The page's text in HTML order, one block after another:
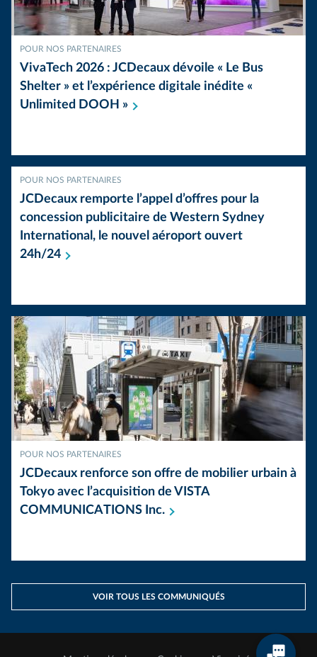
POUR NOS PARTENAIRES
VivaTech 2026 : JCDecaux dévoile « Le Bus
Shelter » et l’expérience digitale inédite «
Unlimited DOOH »
POUR NOS PARTENAIRES
JCDecaux remporte l’appel d’offres pour la
concession publicitaire de Western Sydney
International, le nouvel aéroport ouvert
24h/24
POUR NOS PARTENAIRES
JCDecaux renforce son offre de mobilier urbain à
Tokyo avec l’acquisition de VISTA
COMMUNICATIONS Inc.
VOIR TOUS LES COMMUNIQUÉS